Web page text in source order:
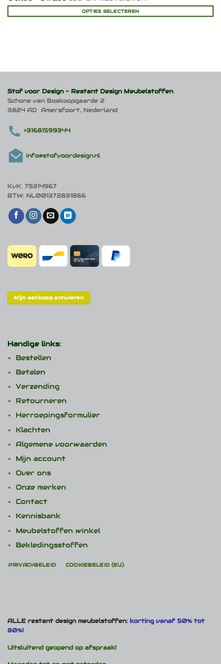
tot
€ 176,00OPTIES SELECTEREN
optie
gekozen
op
de
Stof voor Design - Restant Design Meubelstoffen
Schone van Boskoopgaarde 2
3824 AD Amersfoort, Nederland
+31681599344
info@stofvoordesign.nl
KvK: 75314967
BTW: NL001372831B66
Mijn aankoop annuleren
Handige links:
Bestellen
Betalen
Verzending
Retourneren
Herroepingsformulier
Klachten
Algemene voorwaarden
Mijn account
Over ons
Onze merken
Contact
Kennisbank
Meubelstoffen winkel
Bekledingsstoffen
PRIVACYBELEID COOKIEBELEID (EU)
ALLE restant design meubelstoffen: korting vanaf 50% tot
80%!
Uitsluitend geopend op afspraak!